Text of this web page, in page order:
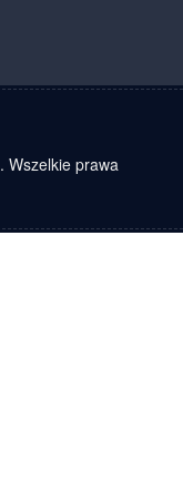
. Wszelkie prawa